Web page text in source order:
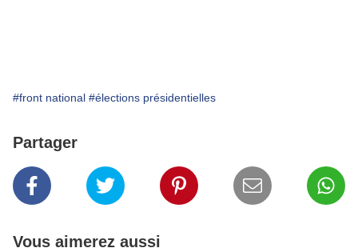
#front national #élections présidentielles
Partager
Vous aimerez aussi